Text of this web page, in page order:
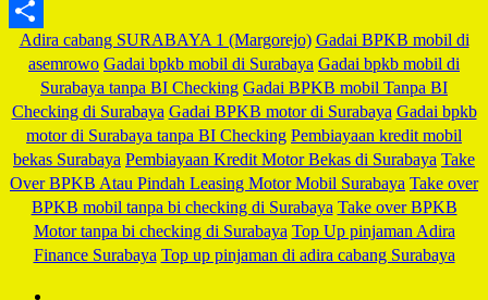
Share
Adira cabang SURABAYA 1 (Margorejo) Gadai BPKB mobil di
asemrowo Gadai bpkb mobil di Surabaya Gadai bpkb mobil di
Surabaya tanpa BI Checking Gadai BPKB mobil Tanpa BI
Checking di Surabaya Gadai BPKB motor di Surabaya Gadai bpkb
motor di Surabaya tanpa BI Checking Pembiayaan kredit mobil
bekas Surabaya Pembiayaan Kredit Motor Bekas di Surabaya Take
Over BPKB Atau Pindah Leasing Motor Mobil Surabaya Take over
BPKB mobil tanpa bi checking di Surabaya Take over BPKB
Motor tanpa bi checking di Surabaya Top Up pinjaman Adira
Finance Surabaya Top up pinjaman di adira cabang Surabaya